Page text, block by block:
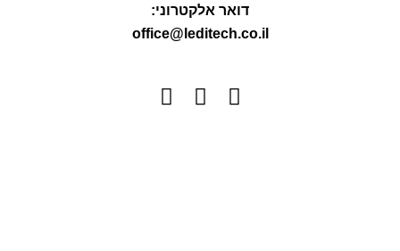
דואר אלקטרוני:
office@leditech.co.il